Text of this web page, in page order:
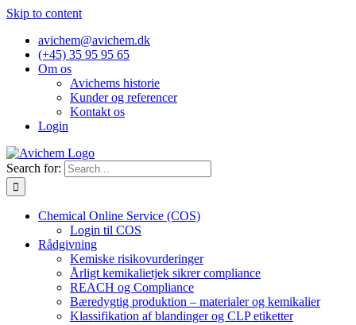
Skip to content
avichem@avichem.dk
(+45) 35 95 95 65
Om os
Avichems historie
Kunder og referencer
Kontakt os
Login
Search for:
Chemical Online Service (COS)
Login til COS
Rådgivning
Kemiske risikovurderinger
Årligt kemikalietjek sikrer compliance
REACH og Compliance
Bæredygtig produktion – materialer og kemikalier
Klassifikation af blandinger og CLP etiketter